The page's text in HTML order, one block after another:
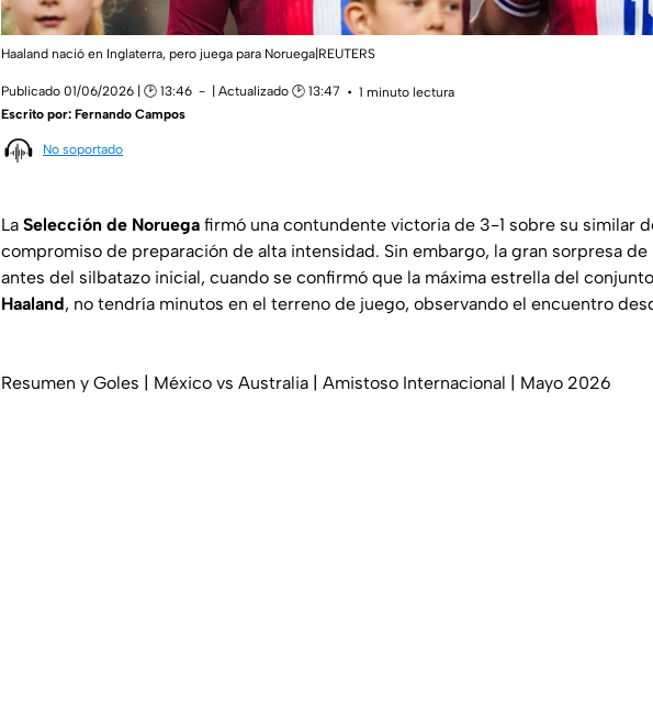
Haaland nació en Inglaterra, pero juega para Noruega|REUTERS
Publicado 01/06/2026 | 🕑 13:46 | Actualizado 🕑 13:47
1 minuto lectura
Escrito por: Fernando Campos
No soportado
La Selección de Noruega firmó una contundente victoria de 3-1 sobre su similar
compromiso de preparación de alta intensidad. Sin embargo, la gran sorpresa de
antes del silbatazo inicial, cuando se confirmó que la máxima estrella del
Haaland, no tendría minutos en el terreno de juego, observando el encuentro
Resumen y Goles | México vs Australia | Amistoso Internacional | Mayo 2026